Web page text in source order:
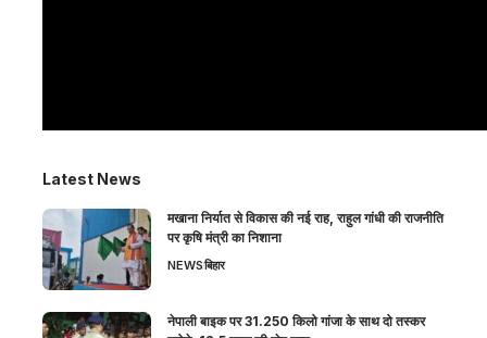
Latest News
मखाना निर्यात से विकास की नई राह, राहुल गांधी की राजनीति
पर कृषि मंत्री का निशाना
NEWSबिहार
नेपाली बाइक पर 31.250 किलो गांजा के साथ दो तस्कर